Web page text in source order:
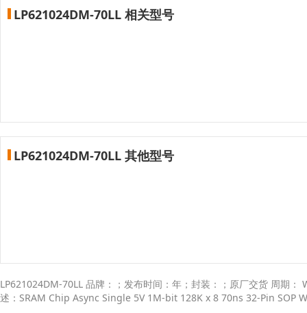
LP621024DM-70LL 相关型号
LP621024DM-70LL 其他型号
LP621024DM-70LL 品牌：；发布时间：年；封装：；原厂交货 周期
述：SRAM Chip Async Single 5V 1M-bit 128K x 8 70ns 32-Pin SOP